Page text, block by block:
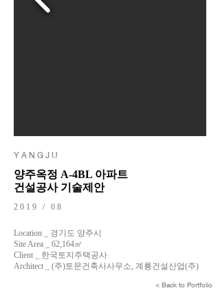
Y A N G J U
양주옥정 A-4BL 아파트
건설공사 기술제안
2019 / 08
Location _ 경기도 양주시
Site Area _ 62,164㎡
Client _ 한국토지주택공사
Architect _ (주)토문건축사사무소, 계룡건설산업(주)
< Back to Portfolio